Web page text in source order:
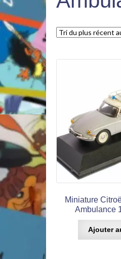
Miniature
Ambulance
Ajouter